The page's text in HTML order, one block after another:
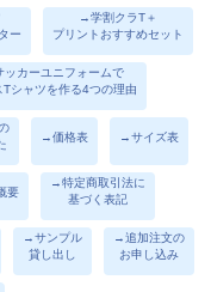
ー
→学割クラT＋
プリントおすすめセット
ッカーユニフォームで
Tシャツを作る4つの理由
→価格表 →サイズ表
要
→特定商取引法に
基づく表記
→サンプル
貸し出し
→追加注文の
お申し込み